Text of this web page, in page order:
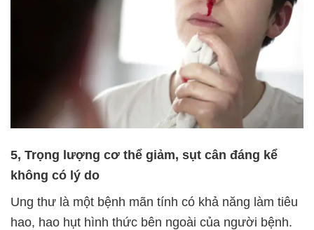
5, Trọng lượng cơ thể giảm, sụt cân đáng kể
không có lý do
Ung thư là một bệnh mãn tính có khả năng làm tiêu
hao, hao hụt hình thức bên ngoài của người bệnh.